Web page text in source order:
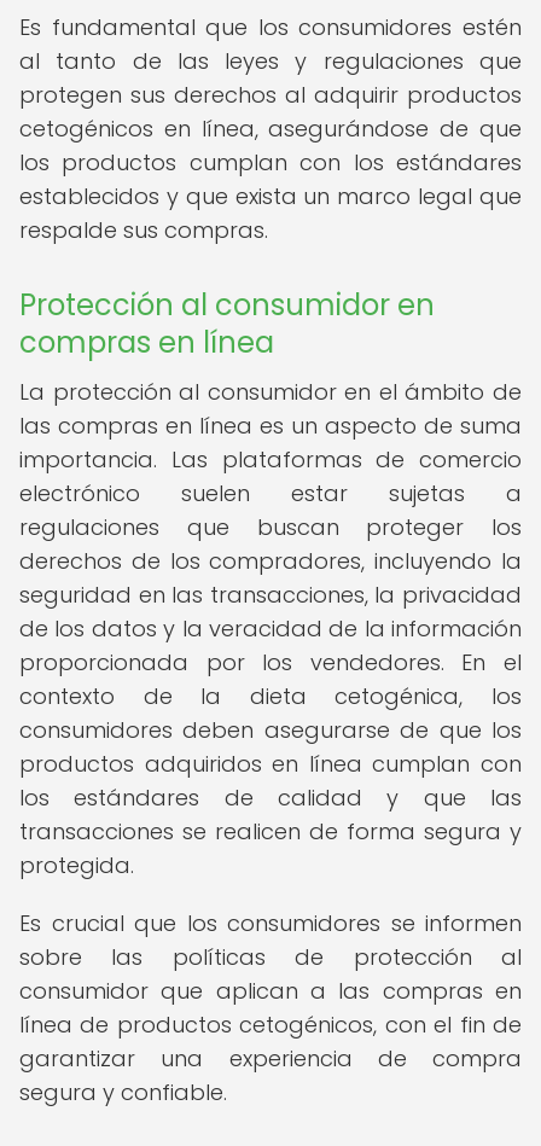
Es fundamental que los consumidores estén
al tanto de las leyes y regulaciones que
protegen sus derechos al adquirir productos
cetogénicos en línea, asegurándose de que
los productos cumplan con los estándares
establecidos y que exista un marco legal que
respalde sus compras.
Protección al consumidor en
compras en línea
La protección al consumidor en el ámbito de
las compras en línea es un aspecto de suma
importancia. Las plataformas de comercio
electrónico suelen estar sujetas a
regulaciones que buscan proteger los
derechos de los compradores, incluyendo la
seguridad en las transacciones, la privacidad
de los datos y la veracidad de la información
proporcionada por los vendedores. En el
contexto de la dieta cetogénica, los
consumidores deben asegurarse de que los
productos adquiridos en línea cumplan con
los estándares de calidad y que las
transacciones se realicen de forma segura y
protegida.
Es crucial que los consumidores se informen
sobre las políticas de protección al
consumidor que aplican a las compras en
línea de productos cetogénicos, con el fin de
garantizar una experiencia de compra
segura y confiable.